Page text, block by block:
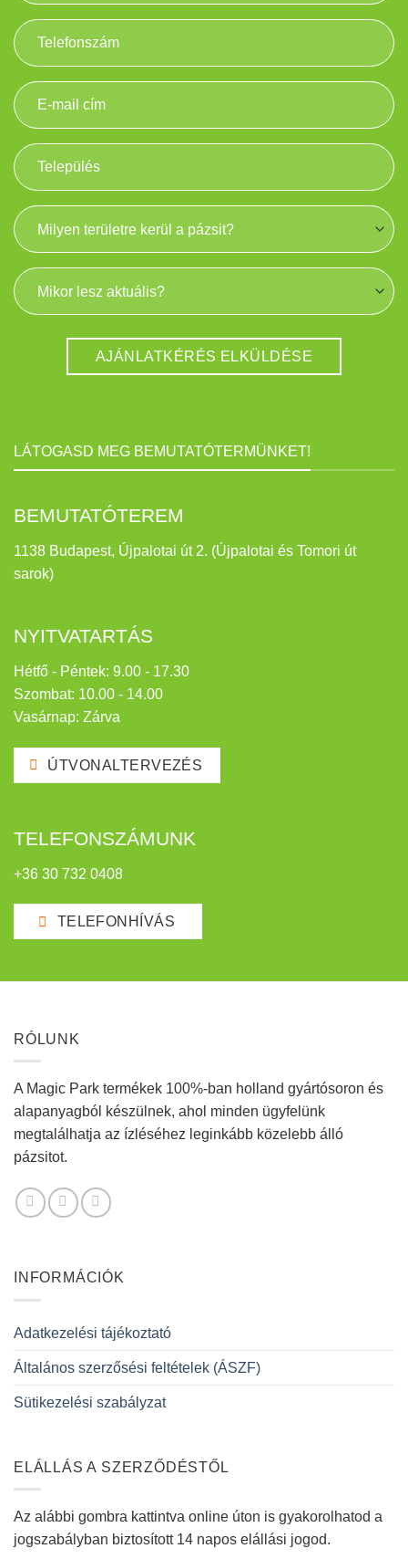
LÁTOGASD MEG BEMUTATÓTERMÜNKET!
BEMUTATÓTEREM
1138 Budapest, Újpalotai út 2. (Újpalotai és Tomori út
sarok)
NYITVATARTÁS
Hétfő - Péntek: 9.00 - 17.30
Szombat: 10.00 - 14.00
Vasárnap: Zárva
ÚTVONALTERVEZÉS
TELEFONSZÁMUNK
+36 30 732 0408
TELEFONHÍVÁS
RÓLUNK
A Magic Park termékek 100%-ban holland gyártósoron és
alapanyagból készülnek, ahol minden ügyfelünk
megtalálhatja az ízléséhez leginkább közelebb álló
pázsitot.
INFORMÁCIÓK
Adatkezelési tájékoztató
Általános szerzősési feltételek (ÁSZF)
Sütikezelési szabályzat
ELÁLLÁS A SZERZŐDÉSTŐL
Az alábbi gombra kattintva online úton is gyakorolhatod a
jogszabályban biztosított 14 napos elállási jogod.